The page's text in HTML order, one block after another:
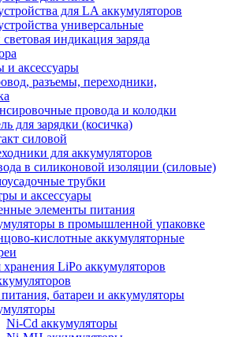
для LA аккумуляторов
универсальные
световая индикация заряда
и аксессуары
разъемы, переходники,
провода и колодки
для зарядки (косичка)
силовой
для аккумуляторов
в силиконовой изоляции (силовые)
трубки
и аксессуары
элементы питания
в промышленной упаковке
кислотные аккумуляторные
LiPo аккумуляторов
батареи и аккумуляторы
Ni-Cd аккумуляторы